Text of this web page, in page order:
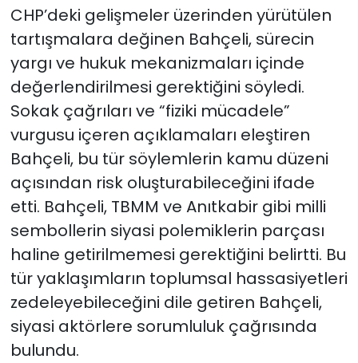
CHP’deki gelişmeler üzerinden yürütülen
tartışmalara değinen Bahçeli, sürecin
yargı ve hukuk mekanizmaları içinde
değerlendirilmesi gerektiğini söyledi.
Sokak çağrıları ve “fiziki mücadele”
vurgusu içeren açıklamaları eleştiren
Bahçeli, bu tür söylemlerin kamu düzeni
açısından risk oluşturabileceğini ifade
etti. Bahçeli, TBMM ve Anıtkabir gibi milli
sembollerin siyasi polemiklerin parçası
haline getirilmemesi gerektiğini belirtti. Bu
tür yaklaşımların toplumsal hassasiyetleri
zedeleyebileceğini dile getiren Bahçeli,
siyasi aktörlere sorumluluk çağrısında
bulundu.